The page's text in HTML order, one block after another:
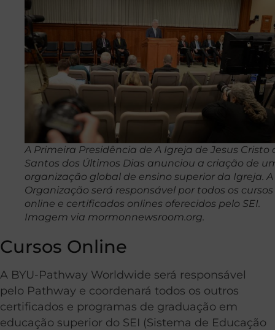
A Primeira Presidência de A Igreja de Jesus Cristo
Santos dos Últimos Dias anunciou a criação de
organização global de ensino superior da Igreja. A
Organização será responsável por todos os cursos
online e certificados onlines oferecidos pelo SEI.
Imagem via mormonnewsroom.org.
Cursos Online
A BYU-Pathway Worldwide será responsável
pelo Pathway e coordenará todos os outros
certificados e programas de graduação em
educação superior do SEI (Sistema de Educação